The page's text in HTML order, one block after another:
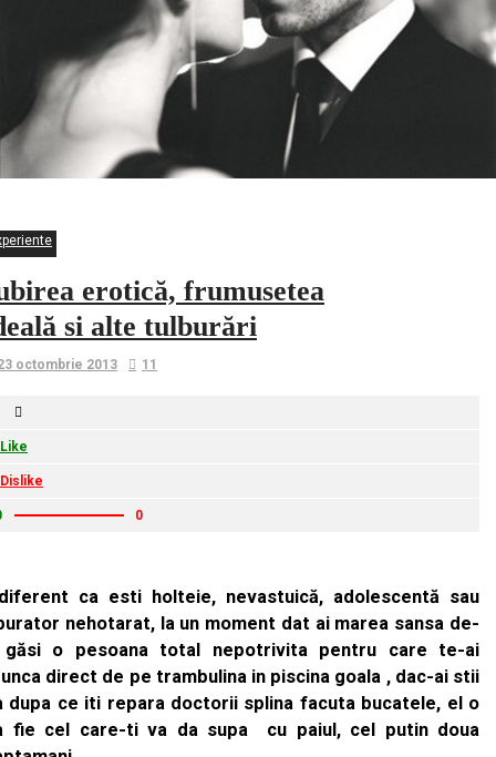
erotică, frumusetea
si alte tulburări
octombrie 2013 11
Like
Dislike
0
ca esti holteie, nevastuică, adolescentă sau
nehotarat, la un moment dat ai marea sansa de-
o pesoana total nepotrivita pentru care te-ai
direct de pe trambulina in piscina goala , dac-ai stii
dupa ce iti repara doctorii splina facuta bucatele, el o
fie cel care-ti va da supa cu paiul, cel putin doua